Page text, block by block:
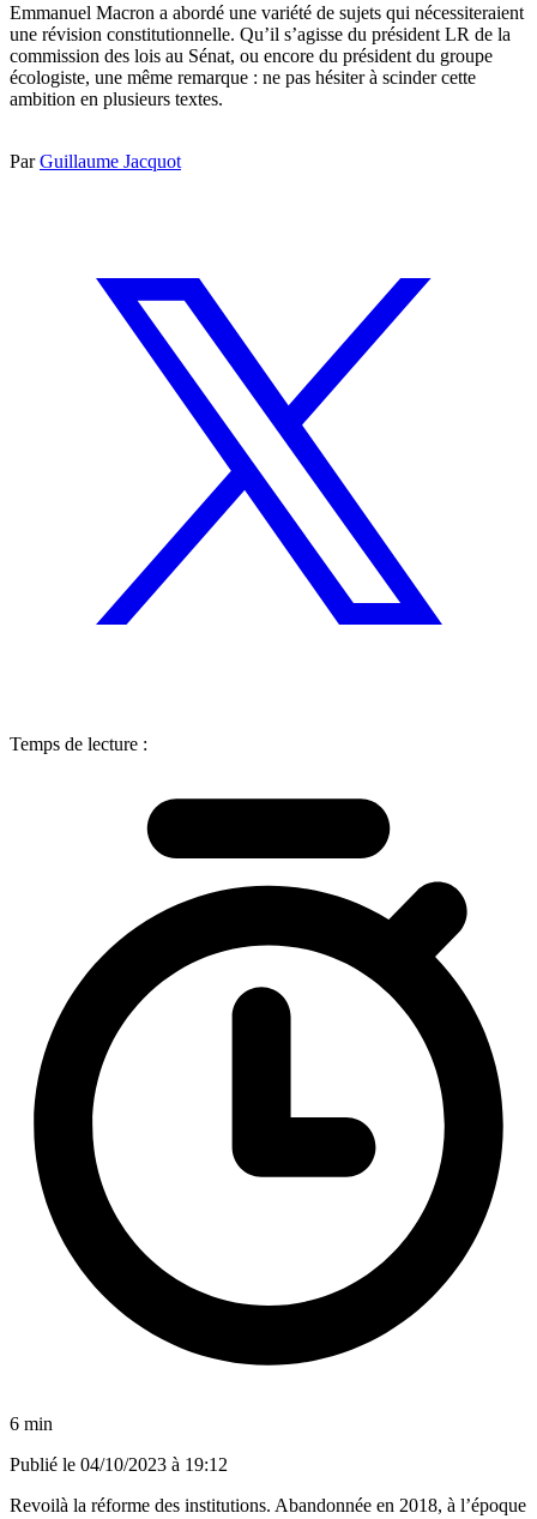
Emmanuel Macron a abordé une variété de sujets qui nécessiteraient
une révision constitutionnelle. Qu’il s’agisse du président LR de la
commission des lois au Sénat, ou encore du président du groupe
écologiste, une même remarque : ne pas hésiter à scinder cette
ambition en plusieurs textes.
ParGuillaume Jacquot
Temps de lecture :
6 min
Publié le 04/10/2023 à 19:12
Revoilà la réforme des institutions. Abandonnée en 2018, à l’époque